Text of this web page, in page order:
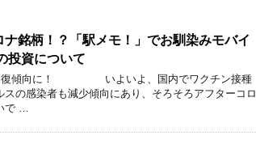
銘柄！？「駅メモ！」でお馴染みモバイ
投資について
向に！ いよいよ、国内でワクチン接種
の感染者も減少傾向にあり、そろそろアフターコロ
で …